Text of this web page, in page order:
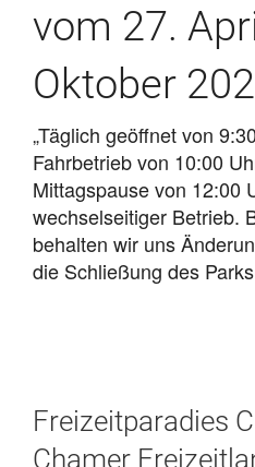
vom 27.
Oktober
„Täglich geöffnet von
Fahrbetrieb von 10:00
Mittagspause von 12:00
wechselseitiger Betrieb.
behalten wir uns
die Schließung des
Freizeitparadies
Chamer